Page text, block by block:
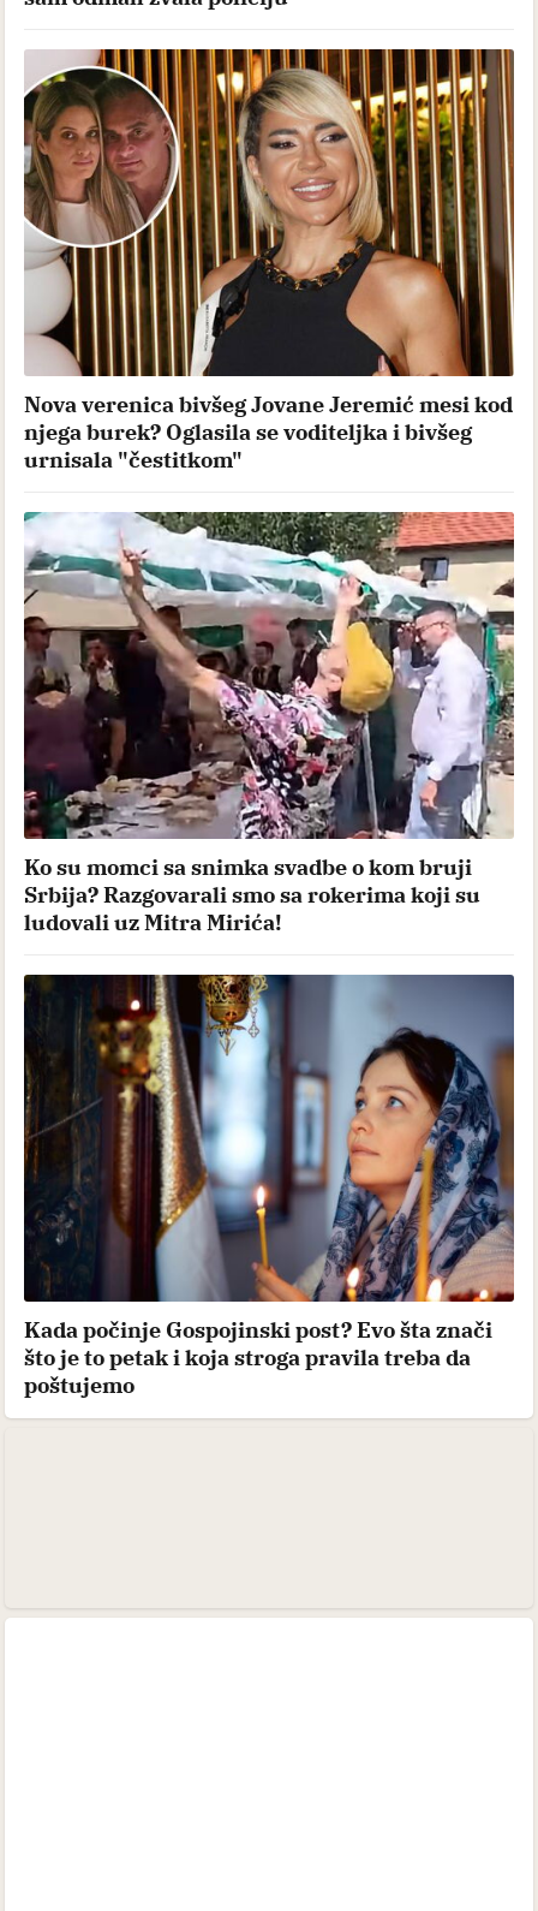
Nova verenica bivšeg Jovane Jeremić mesi kod
njega burek? Oglasila se voditeljka i bivšeg
urnisala "čestitkom"
Ko su momci sa snimka svadbe o kom bruji
Srbija? Razgovarali smo sa rokerima koji su
ludovali uz Mitra Mirića!
Kada počinje Gospojinski post? Evo šta znači
što je to petak i koja stroga pravila treba da
poštujemo